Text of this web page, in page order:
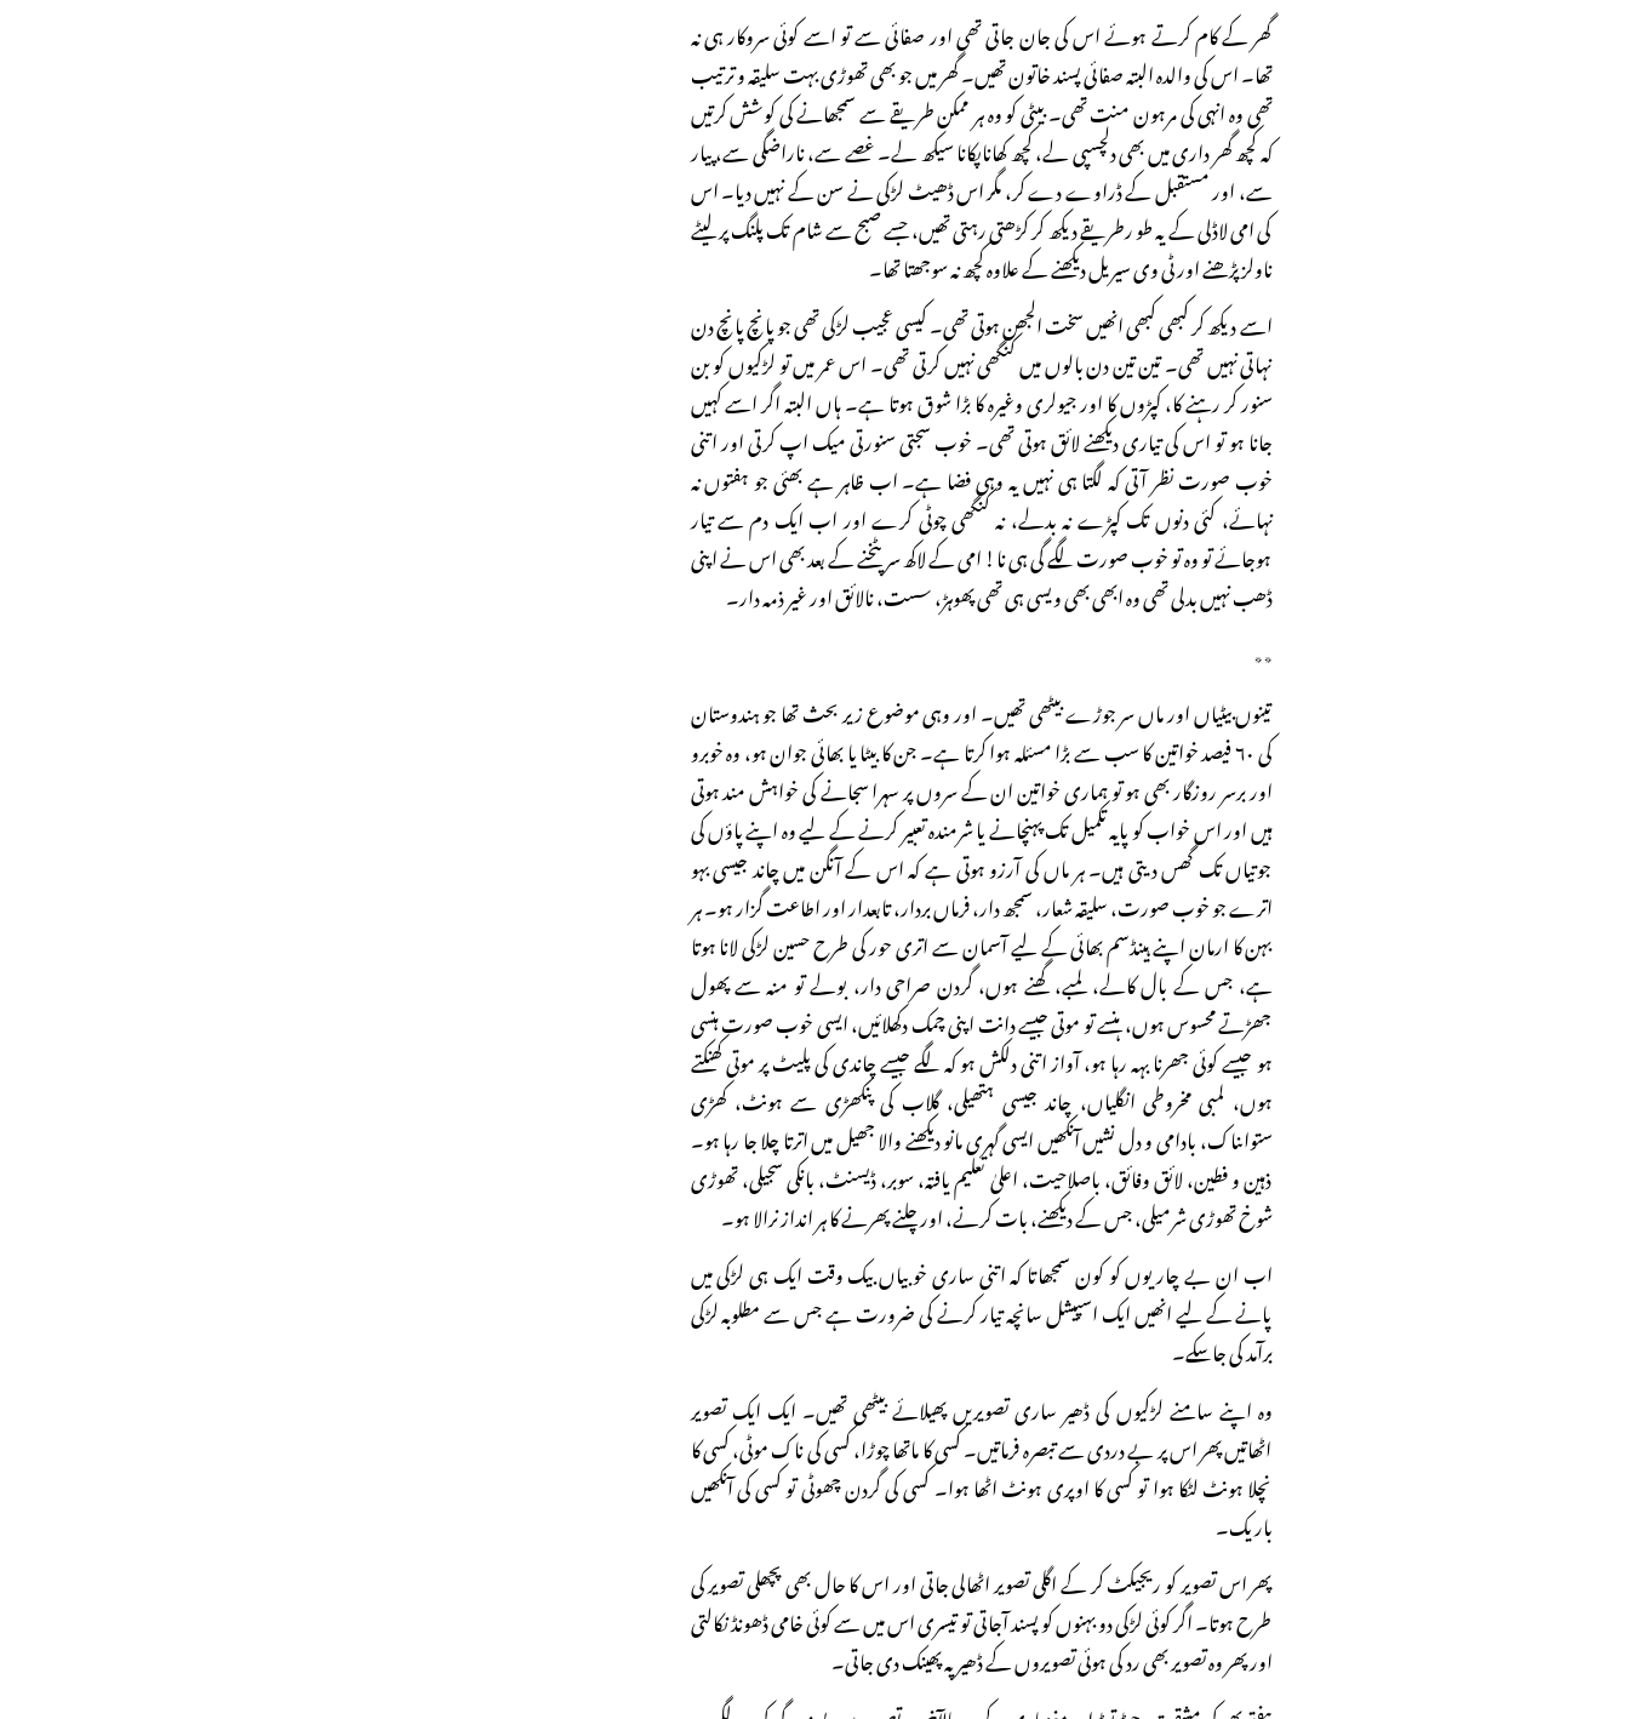
گھر کے کام کرتے ہوئے اس کی جان جاتی تھی اور صفائی سے تو اسے کوئی سروکار ہی نہ
تھا۔ اس کی والدہ البتہ صفائی پسند خاتون تھیں۔ گھر میں جو بھی تھوڑی بہت سلیقہ و ترتیب
تھی وہ انہی کی مرہون منت تھی۔ بیٹی کو وہ ہر ممکن طریقے سے سمجھانے کی کوشش کرتیں
کہ کچھ گھر داری میں بھی دلچسپی لے، کچھ کھاناپکانا سیکھ لے۔ غصے سے، ناراضگی سے، پیار
سے، اور مستقبل کے ڈراوے دے کر، مگر اس ڈھیٹ لڑکی نے سن کے نہیں دیا۔ اس
کی امی لاڈلی کے یہ طو رطریقے دیکھ کر کڑھتی رہتی تھیں، جسے صبح سے شام تک پلنگ پر لیٹے
ناولز پڑھنے اور ٹی وی سیریل دیکھنے کے علاوہ کچھ نہ سوجھتا تھا۔
اسے دیکھ کر کبھی کبھی انھیں سخت الجھن ہوتی تھی۔ کیسی عجیب لڑکی تھی جو پانچ پانچ دن
نہاتی نہیں تھی۔ تین تین دن بالوں میں کنگھی نہیں کرتی تھی۔ اس عمر میں تو لڑکیوں کو بن
سنور کر رہنے کا، کپڑوں کا اور جیولری وغیرہ کا بڑا شوق ہوتا ہے۔ ہاں البتہ اگر اسے کہیں
جانا ہو تو اس کی تیاری دیکھنے لائق ہوتی تھی۔ خوب سجتی سنورتی میک اپ کرتی اور اتنی
خوب صورت نظر آتی کہ لگتا ہی نہیں یہ وہی فضا ہے۔ اب ظاہر ہے بھئی جو ہفتوں نہ
نہائے، کئی دنوں تک کپڑے نہ بدلے، نہ کنگھی چوٹی کرے اور اب ایک دم سے تیار
ہوجائے تو وہ تو خوب صورت لگے گی ہی نا! امی کے لاکھ سر پٹخنے کے بعد بھی اس نے اپنی
ڈھب نہیں بدلی تھی وہ ابھی بھی ویسی ہی تھی پھوہڑ، سست، نالائق اور غیر ذمہ دار۔
٭٭
تینوں بیٹیاں اور ماں سر جوڑے بیٹھی تھیں۔ اور وہی موضوع زیر بحث تھا جو ہندوستان
کی ۶۰ فیصد خواتین کا سب سے بڑا مسئلہ ہوا کرتا ہے۔ جن کا بیٹا یا بھائی جوان ہو، وہ خوبرو
اور برسر روزگار بھی ہو تو ہماری خواتین ان کے سروں پر سہرا سجانے کی خواہش مند ہوتی
ہیں اور اس خواب کو پایہ تکمیل تک پہنچانے یا شرمندہ تعبیر کرنے کے لیے وہ اپنے پاؤں کی
جوتیاں تک گھس دیتی ہیں۔ ہر ماں کی آرزو ہوتی ہے کہ اس کے آنگن میں چاند جیسی بہو
اترے جو خوب صورت، سلیقہ شعار، سمجھ دار، فرماں بردار، تابعدار اور اطاعت گزار ہو۔ ہر
بہن کا ارمان اپنے ہینڈسم بھائی کے لیے آسمان سے اتری حور کی طرح حسین لڑکی لانا ہوتا
ہے، جس کے بال کالے، لمبے، گھنے ہوں، گردن صراحی دار، بولے تو منہ سے پھول
جھڑتے محسوس ہوں، ہنسے تو موتی جیسے دانت اپنی چمک دکھلائیں، ایسی خوب صورت ہنسی
ہو جیسے کوئی جھرنا بہہ رہا ہو، آواز اتنی دلکش ہو کہ لگے جیسے چاندی کی پلیٹ پر موتی کھنکتے
ہوں، لمبی مخروطی انگلیاں، چاند جیسی ہتھیلی، گلاب کی پنکھڑی سے ہونٹ، کھڑی
ستواںناک، بادامی و دل نشیں آنکھیں ایسی گہری مانو دیکھنے والا جھیل میں اترتا چلا جا رہا ہو۔
ذہین و فطین، لائق وفائق، باصلاحیت، اعلیٰ تعلیم یافتہ، سوبر، ڈیسنٹ، بانکی سجیلی، تھوڑی
شوخ تھوڑی شرمیلی، جس کے دیکھنے، بات کرنے، اور چلنے پھرنے کا ہر انداز نرالا ہو۔
اب ان بے چاریوں کو کون سمجھاتا کہ اتنی ساری خوبیاں بیک وقت ایک ہی لڑکی میں
پانے کے لیے انھیں ایک اسپیشل سانچہ تیار کرنے کی ضرورت ہے جس سے مطلوبہ لڑکی
برآمد کی جاسکے۔
وہ اپنے سامنے لڑکیوں کی ڈھیر ساری تصویریں پھیلائے بیٹھی تھیں۔ ایک ایک تصویر
اٹھاتیں پھر اس پر بے دردی سے تبصرہ فرماتیں۔ کسی کا ماتھا چوڑا، کسی کی ناک موٹی، کسی کا
نچلا ہونٹ لٹکا ہوا تو کسی کا اوپری ہونٹ اٹھا ہوا۔ کسی کی گردن چھوٹی تو کسی کی آنکھیں
باریک۔
پھر اس تصویر کو ریجیکٹ کر کے اگلی تصویر اٹھالی جاتی اور اس کا حال بھی پچھلی تصویر کی
طرح ہوتا۔ اگر کوئی لڑکی دو بہنوں کو پسند آجاتی تو تیسری اس میں سے کوئی خامی ڈھونڈ نکالتی
اور پھر وہ تصویر بھی رد کی ہوئی تصویروں کے ڈھیر پہ پھینک دی جاتی۔